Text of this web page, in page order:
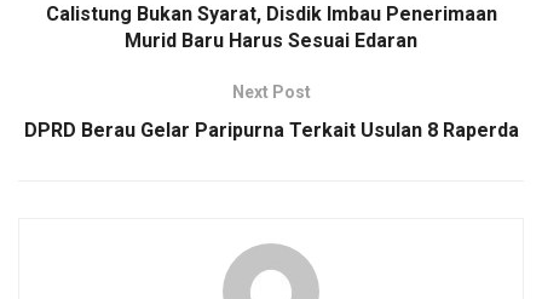
Calistung Bukan Syarat, Disdik Imbau Penerimaan
Murid Baru Harus Sesuai Edaran
Next Post
DPRD Berau Gelar Paripurna Terkait Usulan 8 Raperda